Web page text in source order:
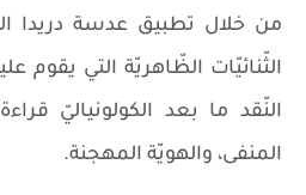
من خلال تطبيق عدسة دريدا
الثّنائيّات الظّاهريّة التي يقوم
النّقد ما بعد الكولونياليّ
المنفى، والهويّة المهجنة.